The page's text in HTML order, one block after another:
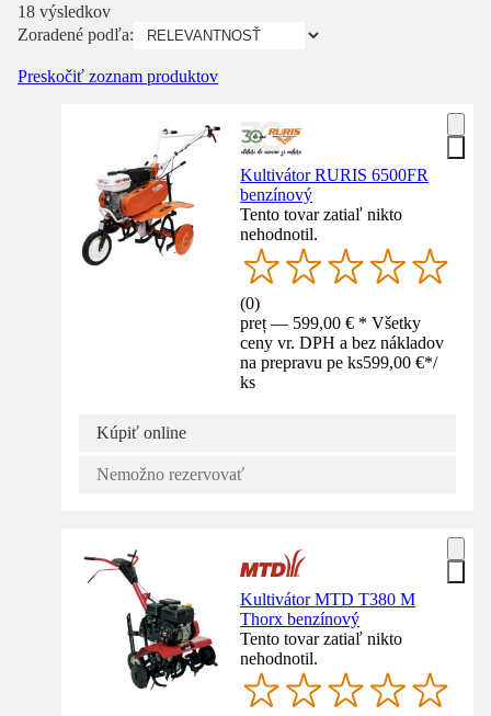
18 výsledkov
Zoradené podľa:
Preskočiť zoznam produktov
Kultivátor RURIS 6500FR
benzínový
Tento tovar zatiaľ nikto
nehodnotil.
(0)
preț — 599,00 € * Všetky
ceny vr. DPH a bez nákladov
na prepravu pe ks599,00 €*/
ks
Kúpiť online
Nemožno rezervovať
Kultivátor MTD T380 M
Thorx benzínový
Tento tovar zatiaľ nikto
nehodnotil.